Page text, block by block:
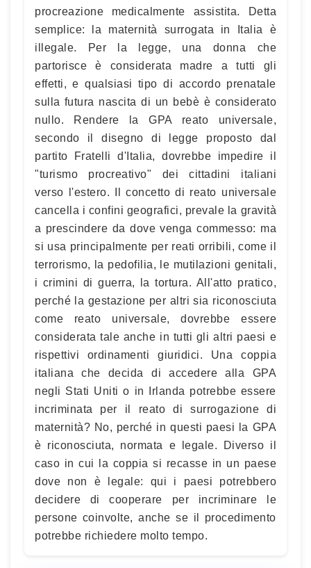
procreazione medicalmente assistita. Detta
semplice: la maternità surrogata in Italia è
illegale. Per la legge, una donna che
partorisce è considerata madre a tutti gli
effetti, e qualsiasi tipo di accordo prenatale
sulla futura nascita di un bebè è considerato
nullo. Rendere la GPA reato universale,
secondo il disegno di legge proposto dal
partito Fratelli d'Italia, dovrebbe impedire il
"turismo procreativo" dei cittadini italiani
verso l'estero. Il concetto di reato universale
cancella i confini geografici, prevale la gravità
a prescindere da dove venga commesso: ma
si usa principalmente per reati orribili, come il
terrorismo, la pedofilia, le mutilazioni genitali,
i crimini di guerra, la tortura. All'atto pratico,
perché la gestazione per altri sia riconosciuta
come reato universale, dovrebbe essere
considerata tale anche in tutti gli altri paesi e
rispettivi ordinamenti giuridici. Una coppia
italiana che decida di accedere alla GPA
negli Stati Uniti o in Irlanda potrebbe essere
incriminata per il reato di surrogazione di
maternità? No, perché in questi paesi la GPA
è riconosciuta, normata e legale. Diverso il
caso in cui la coppia si recasse in un paese
dove non è legale: qui i paesi potrebbero
decidere di cooperare per incriminare le
persone coinvolte, anche se il procedimento
potrebbe richiedere molto tempo.